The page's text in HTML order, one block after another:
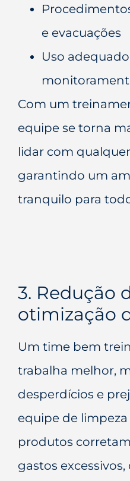
e evacuações
Uso
Com um
equipe se torna
lidar com
garantindo um
tranquilo para
3. Redução
otimização
Um time bem
trabalha melhor,
desperdícios e
equipe de
produtos
gastos